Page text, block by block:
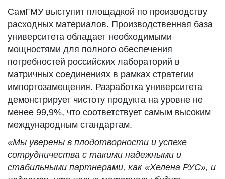
СамГМУ выступит площадкой по производству
расходных материалов. Производственная база
университета обладает необходимыми
мощностями для полного обеспечения
потребностей российских лабораторий в
матричных соединениях в рамках стратегии
импортозамещения. Разработка университета
демонстрирует чистоту продукта на уровне не
менее 99,9%, что соответствует самым высоким
международным стандартам.
«Мы уверены в плодотворности и успехе
сотрудничества с такими надежными и
стабильными партнерами, как «Хелена РУС», и